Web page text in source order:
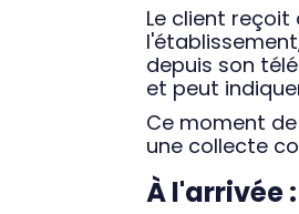
Le client
depuis son
et peut
Ce moment
une collecte
À l'arrivée